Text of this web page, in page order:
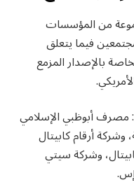
من المؤسسات
فيما يتعلق
بالإصدار المزمع
مصرف أبوظبي الإسلامي
أرقام كابيتال
وشركة سيتي